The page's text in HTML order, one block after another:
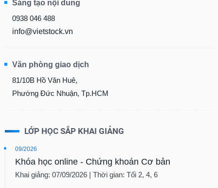
Sáng tạo nội dung
0938 046 488
info@vietstock.vn
Văn phòng giao dịch
81/10B Hồ Văn Huê,
Phường Đức Nhuận, Tp.HCM
LỚP HỌC SẮP KHAI GIẢNG
09/2026
Khóa học online - Chứng khoán Cơ bản
Khai giảng: 07/09/2026 | Thời gian: Tối 2, 4, 6